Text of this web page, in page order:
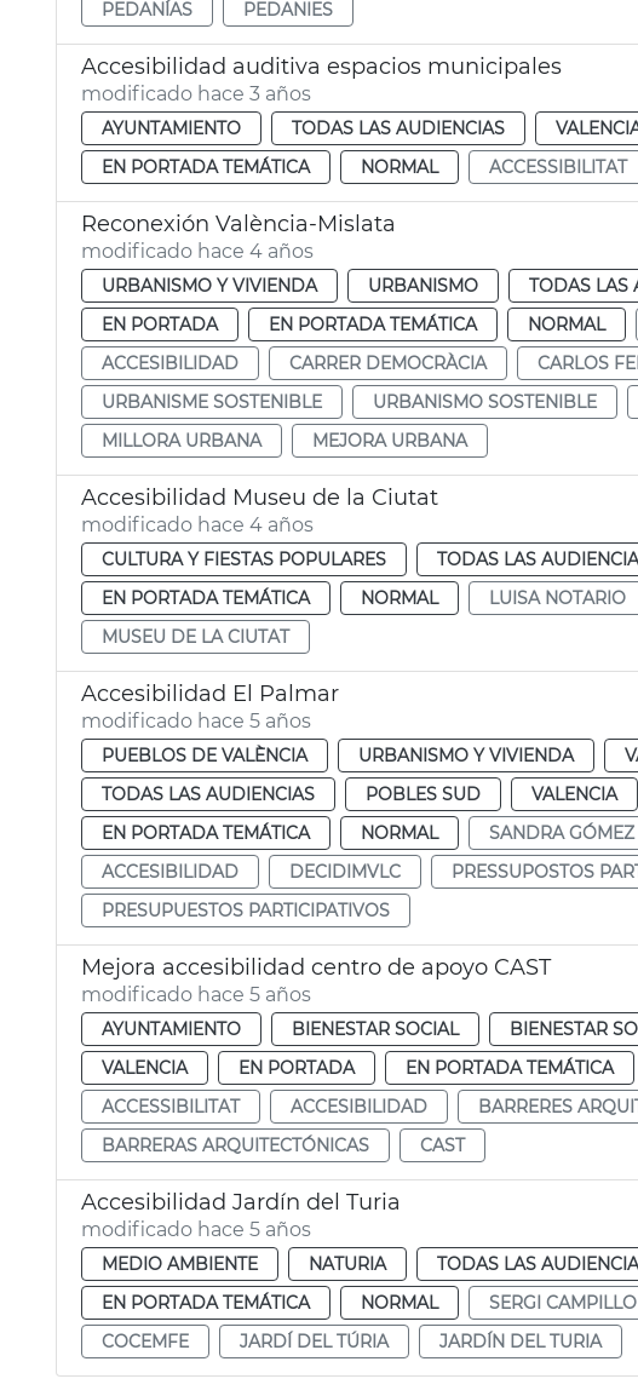
PEDANÍAS
PEDANIES
Accesibilidad auditiva espacios municipales
modificado hace 3 años
AYUNTAMIENTO TODAS LAS AUDIENCIAS
EN PORTADA TEMÁTICA
NORMAL ACCESSIBILITAT
Reconexión València-Mislata
modificado hace 4 años
URBANISMO Y VIVIENDA URBANISMO TODAS LAS
EN PORTADA
EN PORTADA TEMÁTICA NORMAL
ACCESIBILIDAD
CARRER DEMOCRÀCIA
CARLOS
URBANISME SOSTENIBLE
URBANISMO SOSTENIBLE
MILLORA URBANA
MEJORA URBANA
Accesibilidad Museu de la Ciutat
modificado hace 4 años
CULTURA Y FIESTAS POPULARES TODAS LAS
EN PORTADA TEMÁTICA
NORMAL LUISA NOTARIO
MUSEU DE LA CIUTAT
Accesibilidad El Palmar
modificado hace 5 años
PUEBLOS DE VALÈNCIA URBANISMO Y VIVIENDA
TODAS LAS AUDIENCIAS
POBLES SUD VALENCIA
EN PORTADA TEMÁTICA
NORMAL SANDRA GÓMEZ
ACCESIBILIDAD
DECIDIMVLC
PRESSUPOSTOS
PRESUPUESTOS PARTICIPATIVOS
Mejora accesibilidad centro de apoyo CAST
modificado hace 5 años
AYUNTAMIENTO BIENESTAR SOCIAL BIENESTAR
VALENCIA
EN PORTADA EN PORTADA TEMÁTICA
ACCESSIBILITAT
ACCESIBILIDAD
BARRERES
BARRERAS ARQUITECTÓNICAS
CAST
Accesibilidad Jardín del Turia
modificado hace 5 años
MEDIO AMBIENTE NATURIA TODAS LAS
EN PORTADA TEMÁTICA
NORMAL SERGI CAMPILLO
COCEMFE
JARDÍ DEL TÚRIA JARDÍN DEL TURIA